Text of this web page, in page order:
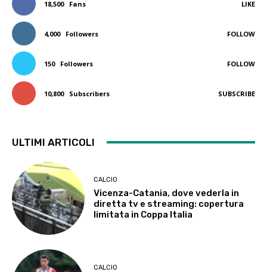
18,500 Fans LIKE
4,000 Followers FOLLOW
150 Followers FOLLOW
10,800 Subscribers SUBSCRIBE
ULTIMI ARTICOLI
CALCIO
Vicenza-Catania, dove vederla in
diretta tv e streaming: copertura
limitata in Coppa Italia
CALCIO